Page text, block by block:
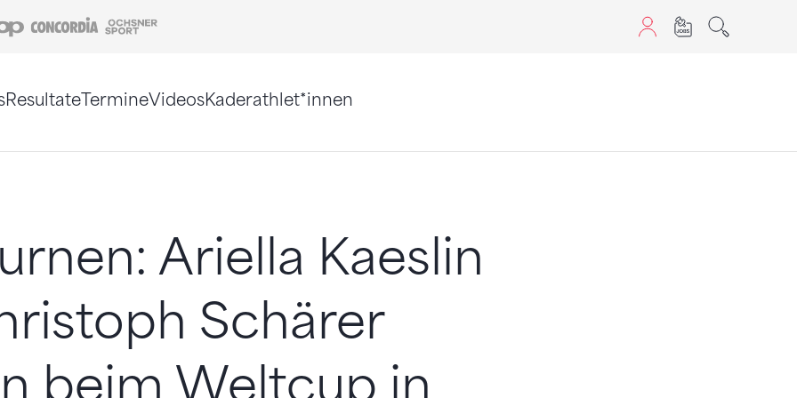
Coop Concordia
ResultateTermineVideosKaderathlet*innen
Ariella Kaeslin
Schärer
beim Weltcup in